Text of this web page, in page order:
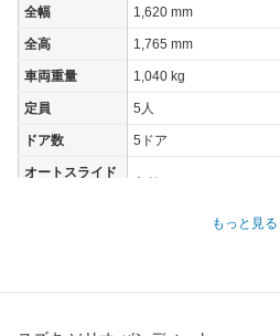
全幅 1,620 mm
全高 1,765 mm
車両重量 1,040 kg
定員 5人
ドア数 5ドア
オートスライド
あり
もっと見る